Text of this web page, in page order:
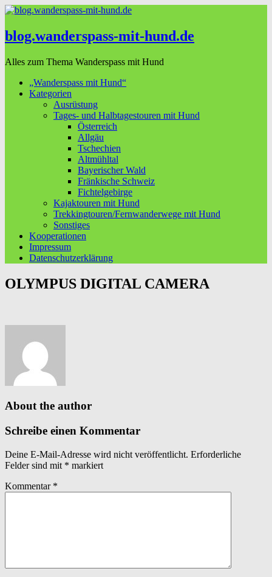
blog.wanderspass-mit-hund.de
Alles zum Thema Wanderspass mit Hund
„Wanderspass mit Hund“
Kategorien
Ausrüstung
Tages- und Halbtagestouren mit Hund
Österreich
Allgäu
Tschechien
Altmühltal
Bayerischer Wald
Fränkische Schweiz
Fichtelgebirge
Kajaktouren mit Hund
Trekkingtouren/Fernwanderwege mit Hund
Sonstiges
Kooperationen
Impressum
Datenschutzerklärung
OLYMPUS DIGITAL CAMERA
About the author
Schreibe einen Kommentar
Deine E-Mail-Adresse wird nicht veröffentlicht. Erforderliche
Felder sind mit * markiert
Kommentar *